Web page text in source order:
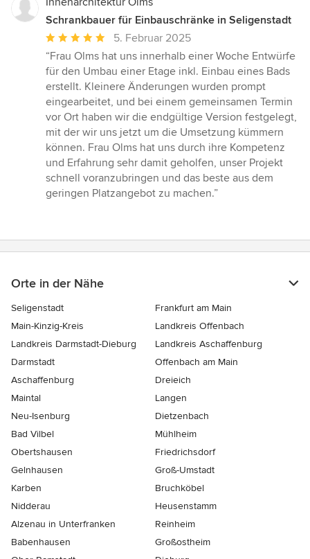
Schrankbauer für Einbauschränke in Seligenstadt
Durchschnittliche
Bewertung:
5
von
5
Sternen
5. Februar 2025
“Frau Olms hat uns innerhalb einer Woche Entwürfe
für den Umbau einer Etage inkl. Einbau eines Bads
erstellt. Kleinere Änderungen wurden prompt
eingearbeitet, und bei einem gemeinsamen Termin
vor Ort haben wir die endgültige Version festgelegt,
mit der wir uns jetzt um die Umsetzung kümmern
können. Frau Olms hat uns durch ihre Kompetenz
und Erfahrung sehr damit geholfen, unser Projekt
schnell voranzubringen und das beste aus dem
geringen Platzangebot zu machen.”
Orte in der Nähe
Seligenstadt
Frankfurt am Main
Main-Kinzig-Kreis
Landkreis Offenbach
Landkreis Darmstadt-Dieburg
Landkreis Aschaffenburg
Darmstadt
Offenbach am Main
Aschaffenburg
Dreieich
Maintal
Langen
Neu-Isenburg
Dietzenbach
Bad Vilbel
Mühlheim
Obertshausen
Friedrichsdorf
Gelnhausen
Groß-Umstadt
Karben
Bruchköbel
Nidderau
Heusenstamm
Alzenau in Unterfranken
Reinheim
Babenhausen
Großostheim